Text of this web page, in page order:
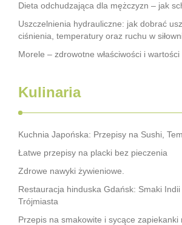
Dieta odchudzająca dla mężczyzn – jak
Uszczelnienia hydrauliczne: jak dobrać
ciśnienia, temperatury oraz ruchu w
Morele – zdrowotne właściwości i
Kulinaria
Kuchnia Japońska: Przepisy na Sushi,
Łatwe przepisy na placki bez pieczenia
Zdrowe nawyki żywieniowe.
Restauracja hinduska Gdańsk: Smaki Indii
Trójmiasta
Przepis na smakowite i sycące zapiekanki